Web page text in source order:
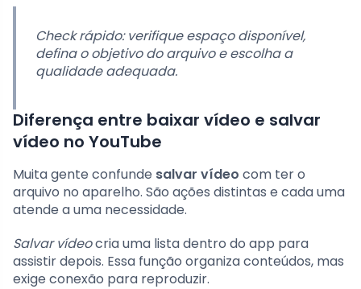
Check rápido:verifique espaço disponível,
defina o objetivo do arquivo e escolha a
qualidade adequada.
Diferença entre baixar vídeo e salvar
vídeo no YouTube
Muita gente confunde salvar vídeo com ter o
arquivo no aparelho. São ações distintas e cada uma
atende a uma necessidade.
Salvar vídeocria uma lista dentro do app para
assistir depois. Essa função organiza conteúdos, mas
exige conexão para reproduzir.